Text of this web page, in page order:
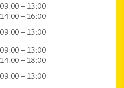
09:00 – 13:00
14:00 – 16:00
09:00 – 13:00
09:00 – 13:00
14:00 – 18:00
09:00 – 13:00